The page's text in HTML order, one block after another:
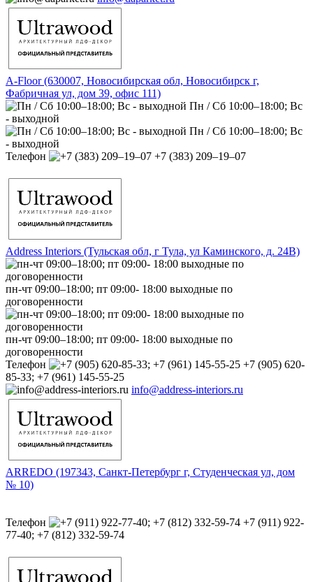
A-Floor (630007, Новосибирская обл, Новосибирск г,
Фабричная ул, дом 39, офис 111)
Пн / Сб 10:00–18:00; Вс
- выходной
Пн / Сб 10:00–18:00; Вс
- выходной
Телефон
+7 (383) 209‒19‒07
Address Interiors (Тульская обл, г Тула, ул Каминского, д. 24В)
пн-чт 09:00–18:00; пт 09:00- 18:00 выходные по
договоренности
пн-чт 09:00–18:00; пт 09:00- 18:00 выходные по
договоренности
Телефон
+7 (905) 620-
85-33; +7 (961) 145-55-25
info@address-interiors.ru
ARREDO (197343, Санкт-Петербург г, Студенческая ул, дом
№ 10)
Телефон
+7 (911) 922-
77-40; +7 (812) 332-59-74